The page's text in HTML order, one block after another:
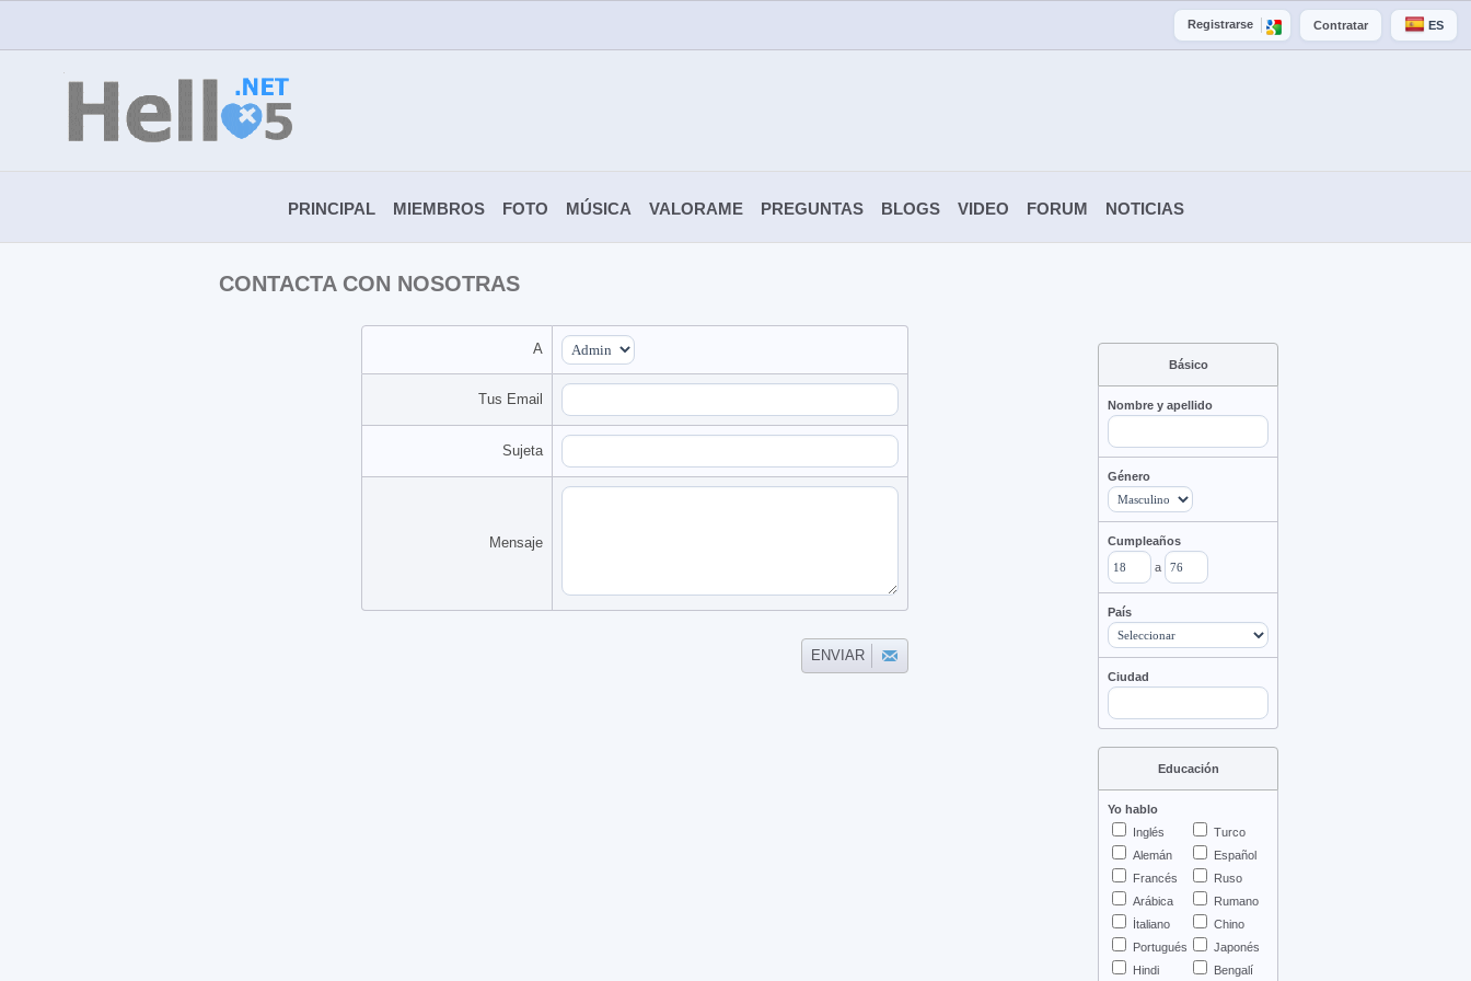
Registrarse Contratar ES
PRINCIPAL MIEMBROS FOTO MÚSICA VALORAME PREGUNTAS BLOGS VIDEO FORUM NOTICIAS
CONTACTA CON NOSOTRAS
A
Tus Email
Sujeta
Mensaje
Básico
Nombre y apellido
Género
Cumpleaños
a
País
Ciudad
Educación
Yo hablo
Inglés
Turco
Alemán
Español
Francés
Ruso
Arábica
Rumano
İtaliano
Chino
Portugués
Japonés
Hindi
Bengalí